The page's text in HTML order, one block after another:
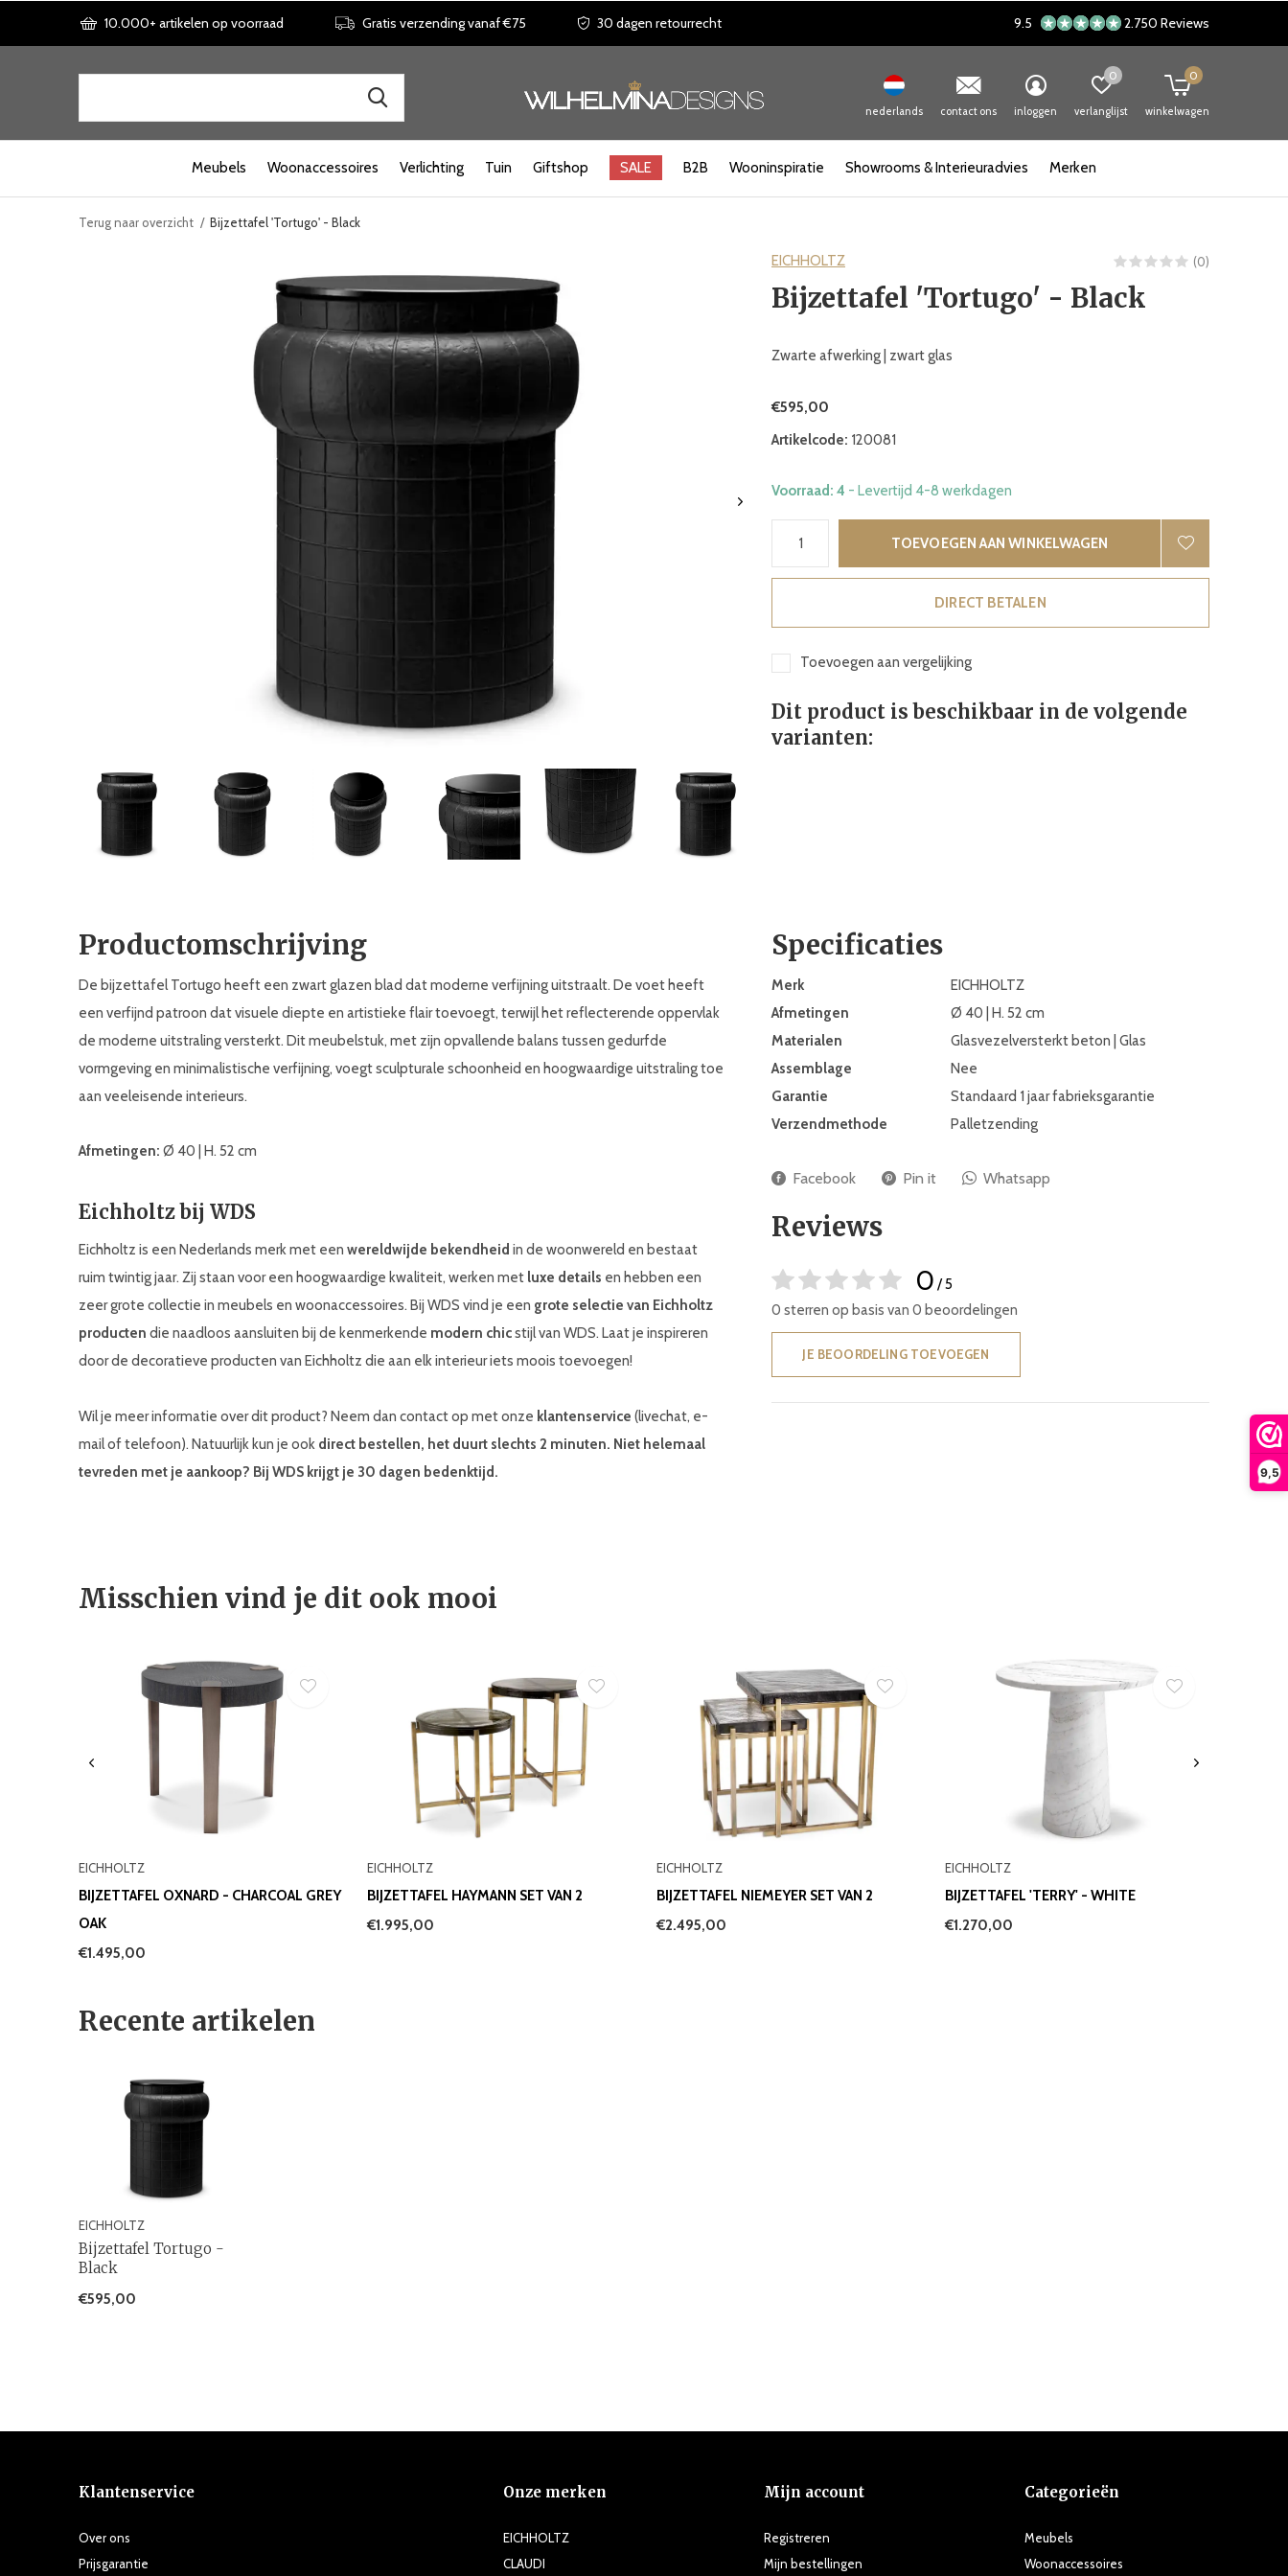
9,5
Meubels Woonaccessoires Verlichting Tuin Giftshop SALE B2B Wooninspiratie Showrooms & Interieuradvies Merken
nederlands contact ons inloggen verlanglijst
0
winkelwagen
0
10.000+ artikelen op voorraad Gratis verzending vanaf €75 30 dagen retourrecht 9.5 2.750 Reviews
Terug naar overzicht Bijzettafel 'Tortugo' - Black
EICHHOLTZ (0)
Bijzettafel 'Tortugo' - Black
Zwarte afwerking | zwart glas
€595,00
Artikelcode: 120081
Voorraad: 4 - Levertijd 4-8 werkdagen
TOEVOEGEN AAN WINKELWAGEN
DIRECT BETALEN
Toevoegen aan vergelijking
Dit product is beschikbaar in de volgende
varianten:
Productomschrijving
De bijzettafel Tortugo heeft een zwart glazen blad dat moderne verfijning uitstraalt. De voet heeft
een verfijnd patroon dat visuele diepte en artistieke flair toevoegt, terwijl het reflecterende oppervlak
de moderne uitstraling versterkt. Dit meubelstuk, met zijn opvallende balans tussen gedurfde
vormgeving en minimalistische verfijning, voegt sculpturale schoonheid en hoogwaardige uitstraling toe
aan veeleisende interieurs.
Afmetingen: Ø 40 | H. 52 cm
Eichholtz bij WDS
Eichholtz is een Nederlands merk met een wereldwijde bekendheid in de woonwereld en bestaat
ruim twintig jaar. Zij staan voor een hoogwaardige kwaliteit, werken met luxe details en hebben een
zeer grote collectie in meubels en woonaccessoires. Bij WDS vind je een grote selectie van Eichholtz
producten die naadloos aansluiten bij de kenmerkende modern chicstijl van WDS. Laat je inspireren
door de decoratieve producten van Eichholtz die aan elk interieur iets moois toevoegen!
Wil je meer informatie over dit product? Neem dan contact op met onze klantenservice (livechat, e-
mail of telefoon). Natuurlijk kun je ook direct bestellen, het duurt slechts 2 minuten. Niet helemaal
tevreden met je aankoop? Bij WDS krijgt je 30 dagen bedenktijd.
Specificaties
Merk
EICHHOLTZ
Afmetingen
Ø 40 | H. 52 cm
Materialen
Glasvezelversterkt beton | Glas
Assemblage
Nee
Garantie
Standaard 1 jaar fabrieksgarantie
Verzendmethode
Palletzending
Facebook Pin it Whatsapp
Reviews
0 / 5
0 sterren op basis van 0 beoordelingen
JE BEOORDELING TOEVOEGEN
Misschien vind je dit ook mooi
EICHHOLTZ
BIJZETTAFEL OXNARD - CHARCOAL GREY
OAK
€1.495,00
EICHHOLTZ
BIJZETTAFEL HAYMANN SET VAN 2
€1.995,00
EICHHOLTZ
BIJZETTAFEL NIEMEYER SET VAN 2
€2.495,00
EICHHOLTZ
BIJZETTAFEL 'TERRY' - WHITE
€1.270,00
Recente artikelen
EICHHOLTZ
Bijzettafel Tortugo -
Black
€595,00
Klantenservice
Over ons
Prijsgarantie
Onze merken
EICHHOLTZ
CLAUDI
Mijn account
Registreren
Mijn bestellingen
Categorieën
Meubels
Woonaccessoires